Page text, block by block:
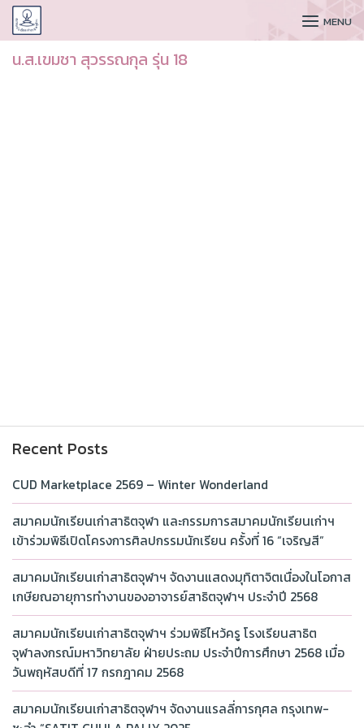
CUDAA MENU
น.ส.เขมชา สุวรรณกุล รุ่น 18
Recent Posts
CUD Marketplace 2569 – Winter Wonderland
สมาคมนักเรียนเก่าสาธิตจุฬา และกรรมการสมาคมนักเรียนเก่าฯ
เข้าร่วมพิธีเปิดโครงการศิลปกรรมนักเรียน ครั้งที่ 16 “เจริญสี”
สมาคมนักเรียนเก่าสาธิตจุฬาฯ จัดงานแสดงมุทิตาจิตเนื่องในโอกาส
เกษียณอายุการทำงานของอาจารย์สาธิตจุฬาฯ ประจำปี 2568
สมาคมนักเรียนเก่าสาธิตจุฬาฯ ร่วมพิธีไหว้ครู โรงเรียนสาธิต
จุฬาลงกรณ์มหาวิทยาลัย ฝ่ายประถม ประจำปีการศึกษา 2568 เมื่อ
วันพฤหัสบดีที่ 17 กรกฎาคม 2568
สมาคมนักเรียนเก่าสาธิตจุฬาฯ จัดงานแรลลี่การกุศล กรุงเทพ-